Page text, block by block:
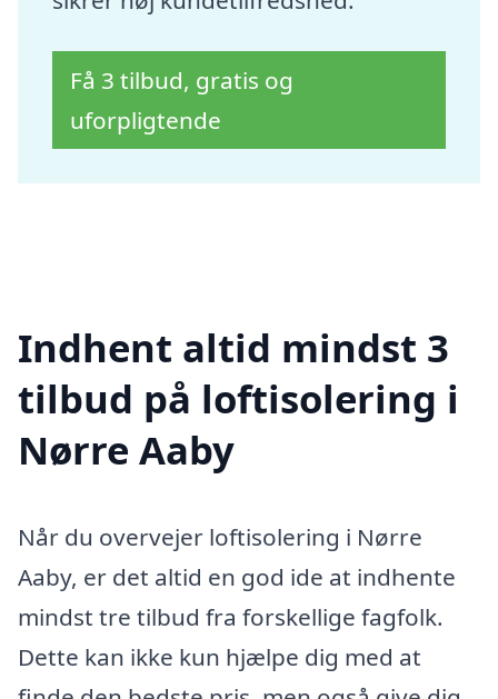
Få 3 tilbud, gratis og
uforpligtende
Indhent altid mindst 3
tilbud på loftisolering i
Nørre Aaby
Når du overvejer loftisolering i Nørre
Aaby, er det altid en god ide at indhente
mindst tre tilbud fra forskellige fagfolk.
Dette kan ikke kun hjælpe dig med at